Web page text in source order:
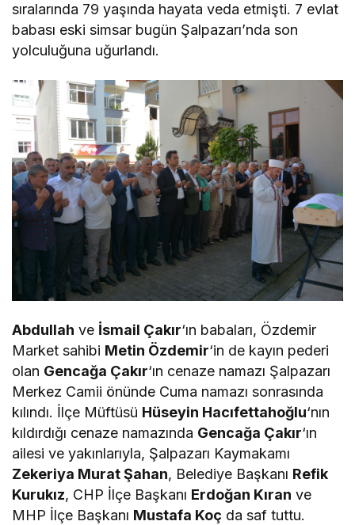
sıralarında 79 yaşında hayata veda etmişti. 7 evlat
babası eski simsar bugün Şalpazarı’nda son
yolculuğuna uğurlandı.
Abdullah ve İsmail Çakır‘ın babaları, Özdemir
Market sahibi Metin Özdemir‘in de kayın pederi
olan Gencağa Çakır‘ın cenaze namazı Şalpazarı
Merkez Camii önünde Cuma namazı sonrasında
kılındı. İlçe Müftüsü Hüseyin Hacıfettahoğlu‘nın
kıldırdığı cenaze namazında Gencağa Çakır‘ın
ailesi ve yakınlarıyla, Şalpazarı Kaymakamı
Zekeriya Murat Şahan, Belediye Başkanı Refik
Kurukız, CHP İlçe Başkanı Erdoğan Kıran ve
MHP İlçe Başkanı Mustafa Koç da saf tuttu.